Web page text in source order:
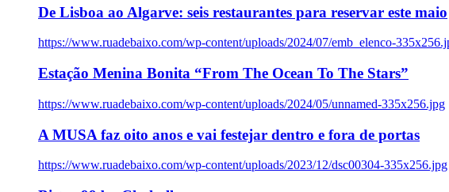
De Lisboa ao Algarve: seis restaurantes para reservar este maio
https://www.ruadebaixo.com/wp-content/uploads/2024/07/emb_elenco-
Estação Menina Bonita “From The Ocean To The Stars”
https://www.ruadebaixo.com/wp-content/uploads/2024/05/unnamed-335x256.jpg
A MUSA faz oito anos e vai festejar dentro e fora de portas
https://www.ruadebaixo.com/wp-content/uploads/2023/12/dsc00304-335x256.jpg